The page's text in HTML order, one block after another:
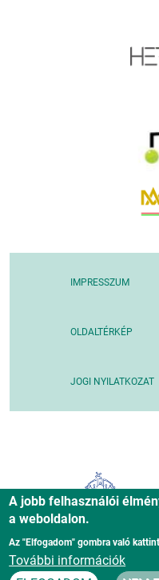
IMPRESSZUM
OLDALTÉRKÉP
JOGI NYILATKOZAT
A jobb felhasználói
a weboldalon.
Az "Elfogadom" gombra való
További információk